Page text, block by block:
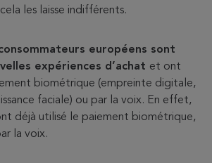
les laisse indifférents.
européens sont
expériences d’achat et ont
biométrique (empreinte digitale,
faciale) ou par la voix. En effet,
déjà utilisé le paiement biométrique,
la voix.